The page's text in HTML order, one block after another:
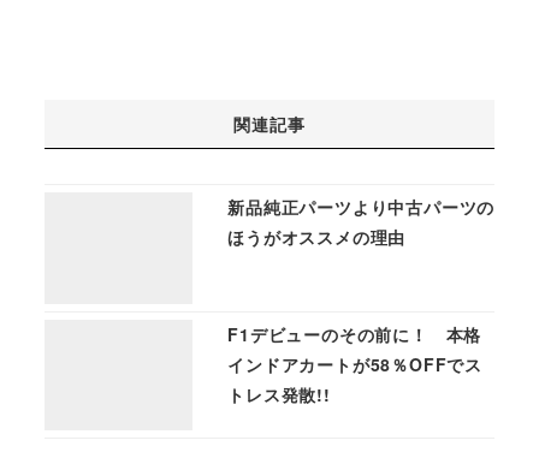
関連記事
新品純正パーツより中古パーツの
ほうがオススメの理由
F1デビューのその前に！ 本格
インドアカートが58％OFFでス
トレス発散!!